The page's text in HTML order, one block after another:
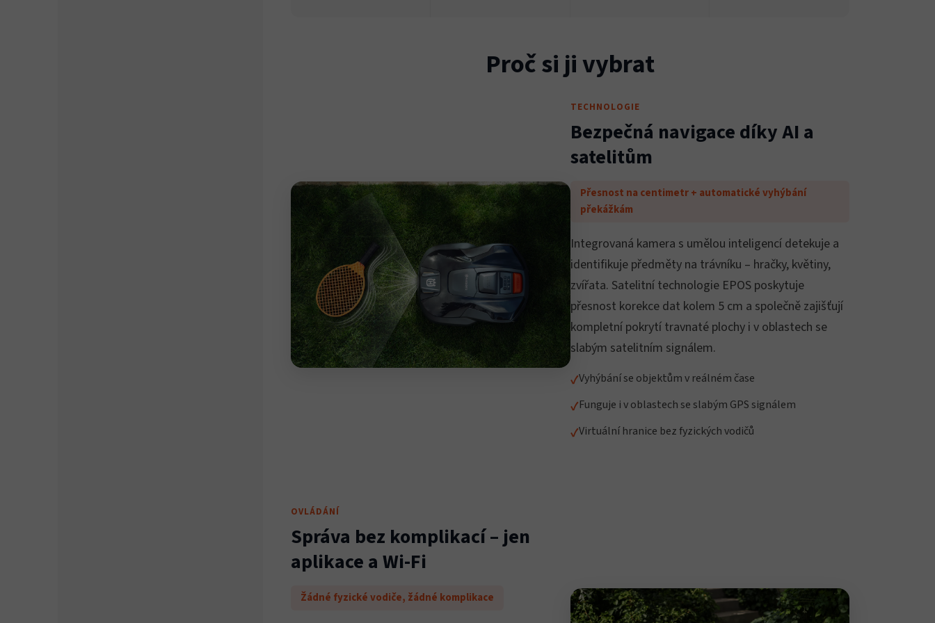
Proč si ji vybrat
TECHNOLOGIE
Bezpečná navigace díky AI a
satelitům
Přesnost na centimetr + automatické vyhýbání
překážkám
Integrovaná kamera s umělou inteligencí detekuje a
identifikuje předměty na trávníku – hračky, květiny,
zvířata. Satelitní technologie EPOS poskytuje
přesnost korekce dat kolem 5 cm a společně zajišťují
kompletní pokrytí travnaté plochy i v oblastech se
slabým satelitním signálem.
Vyhýbání se objektům v reálném čase
Funguje i v oblastech se slabým GPS signálem
Virtuální hranice bez fyzických vodičů
OVLÁDÁNÍ
Správa bez komplikací – jen
aplikace a Wi-Fi
Žádné fyzické vodiče, žádné komplikace